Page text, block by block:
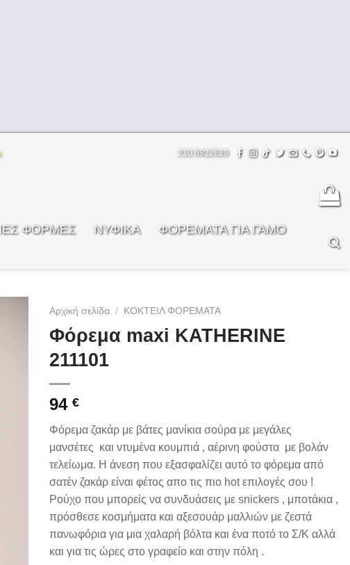
210 6922629
ΦΟΡΜΕΣ ΝΥΦΙΚΑ
ΦOΡΕΜΑΤΑ ΓΙΑ ΓΑΜΟ
Αρχική σελίδα / ΚΟΚΤΕΙΛ ΦΟΡΕΜΑΤΑ
Φόρεμα maxi KATHERINE
211101
94 €
Φόρεμα ζακάρ με βάτες μανίκια σούρα με μεγάλες
μανσέτες και ντυμένα κουμπιά , αέρινη φούστα με βολάν
τελείωμα. Η άνεση που εξασφαλίζει αυτό το φόρεμα από
σατέν ζακάρ είναι φέτος απο τις πιο hot επιλογές σου !
Ρούχο που μπορείς να συνδυάσεις με snickers , μποτάκια ,
πρόσθεσε κοσμήματα και αξεσουάρ μαλλιών με ζεστά
πανωφόρια για μια χαλαρή βόλτα και ένα ποτό το Σ/Κ αλλά
και για τις ώρες στο γραφείο και στην πόλη .